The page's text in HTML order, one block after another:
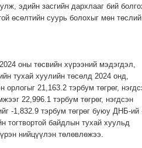
эдийн засгийн дархлааг бий
өсөлтийн суурь болохыг мөн
оны төсвийн хүрээний мэдэгдэл,
тухай хуулийн төсөлд 2024 онд,
орлогыг 21,163.2 тэрбум төгрөг,
22,996.1 тэрбум төгрөг, нэгдсэн
-1,832.9 тэрбум төгрөг буюу ДНБ-ий
тогтвортой байдлын тухай хуульд
нийцүүлэн төлөвлөжээ.